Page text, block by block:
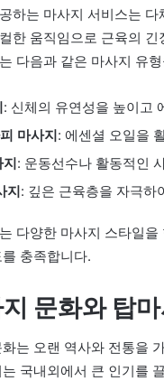
하는 마사지 서비스는
한 움직임으로 근육의
다음과 같은 마사지 유
: 신체의 유연성을 높이고
마사지: 에센셜 오일을
지: 운동선수나 활동적인
지: 깊은 근육층을 자극하
다양한 마사지 스타일
충족합니다.
문화와 탑
는 오랜 역사와 전통을
국내외에서 큰 인기를